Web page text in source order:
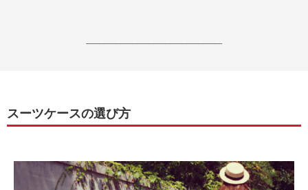
------------------------------------------------------------------
スーツケースの選び方